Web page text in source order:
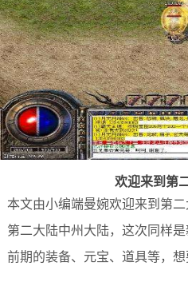
欢迎来到第
本文由小编端曼婉欢迎来到第
第二大陆中州大陆，这次同样
前期的装备、元宝、道具等，